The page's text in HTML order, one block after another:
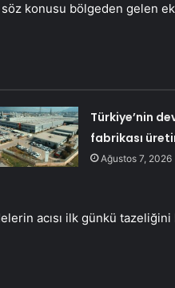
söz konusu bölgeden gelen
Türkiye’nin
fabrikası
Ağustos 7, 2026
acısı ilk günkü